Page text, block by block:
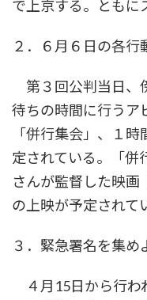
で上京する。ともに
２．６月６日の各行
第３回公判当日、
待ちの時間に行うア
「併行集会」、１
定されている。「併
さんが監督した映画
の上映が予定されて
３．緊急署名を集め
４月15日から行わ